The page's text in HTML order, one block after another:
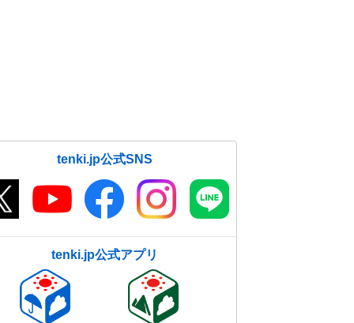
tenki.jp公式SNS
tenki.jp公式アプリ